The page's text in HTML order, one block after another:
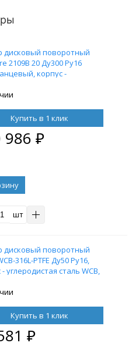
дисковый поворотный
2109В 20 Ду300 Ру16
корпус -
NBR, с
действия и
4M310-08
Купить в 1 клик
986 ₽
шт
дисковый поворотный
316L-PTFE Ду50 Ру16,
углеродистая сталь WCB,
- PTFE, межфланцевый,
Купить в 1 клик
₽